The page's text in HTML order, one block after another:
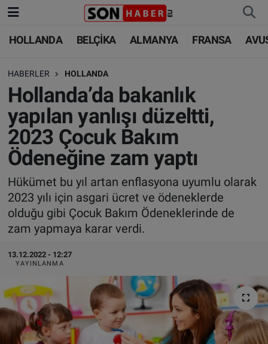
HOLLANDA BELÇİKA ALMANYA FRANSA
HABERLER HOLLANDA
Hollanda’da bakanlık
yapılan yanlışı düzeltti,
2023 Çocuk Bakım
Ödeneğine zam yaptı
Hükümet bu yıl artan enflasyona uyumlu olarak
2023 yılı için asgari ücret ve ödeneklerde
olduğu gibi Çocuk Bakım Ödeneklerinde de
zam yapmaya karar verdi.
13.12.2022 - 12:27
YAYINLANMA
HOLLANDA
BELÇİKA
ALMANYA
FRANSA
AVUSTURYA
SAĞLIK - YAŞAM
BİLİM-TEKNOLOJİ
HOLLANDA
BELÇİKA
ALMANYA
TÜRKİYE
DÜNYA
BİLİM-TEKNOLOJİ
SAĞLIK
FOTO GALERİ
VIDEO GALERİ
ALGEMENE VOORWAARDEN
Nöbetçi Eczaneler
Hava Durumu
Trafik Durumu
Süper Lig Puan Durumu ve Fikstür
Tüm Manşetler
Son Dakika Haberleri
Haber Arşivi